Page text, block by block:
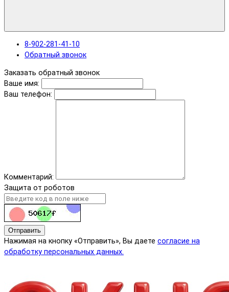
8-902-281-41-10
Обратный звонок
Заказать обратный звонок
Ваше имя:
Ваш телефон:
Комментарий:
Защита от роботов
Отправить
Нажимая на кнопку «Отправить», Вы даете согласие на
обработку персональных данных.